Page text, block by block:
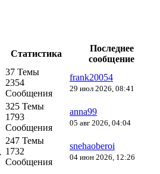
Статистика
Последнее
сообщение
37 Темы
2354
Сообщения
frank20054
29 июл 2026, 08:41
325 Темы
1793
Сообщения
anna99
05 авг 2026, 04:04
247 Темы
1732
Сообщения
snehaoberoi
04 июн 2026, 12:26